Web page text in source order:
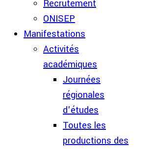
Recrutement
ONISEP
Manifestations
Activités
académiques
Journées
régionales
d'études
Toutes les
productions des